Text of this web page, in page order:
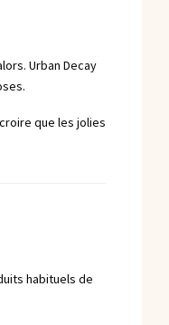
Urban Decay
que les jolies
habituels de